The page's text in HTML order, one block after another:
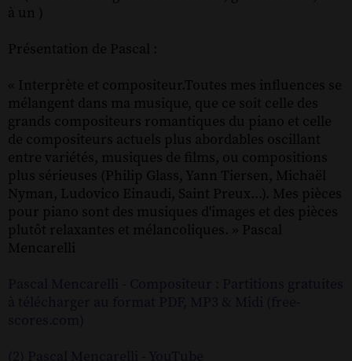
à un )
Présentation de Pascal :
« Interprète et compositeur.Toutes mes influences se
mélangent dans ma musique, que ce soit celle des
grands compositeurs romantiques du piano et celle
de compositeurs actuels plus abordables oscillant
entre variétés, musiques de films, ou compositions
plus sérieuses (Philip Glass, Yann Tiersen, Michaël
Nyman, Ludovico Einaudi, Saint Preux...). Mes pièces
pour piano sont des musiques d'images et des pièces
plutôt relaxantes et mélancoliques. » Pascal
Mencarelli